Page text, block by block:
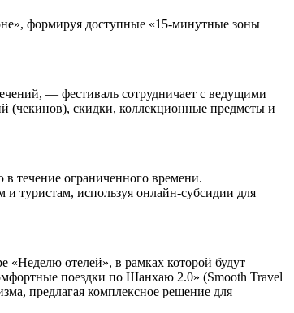
формируя доступные «15-минутные зоны
— фестиваль сотрудничает с ведущими
(чекинов), скидки, коллекционные предметы и
течение ограниченного времени.
туристам, используя онлайн-субсидии для
«Неделю отелей», в рамках которой будут
поездки по Шанхаю 2.0» (Smooth Travel
предлагая комплексное решение для